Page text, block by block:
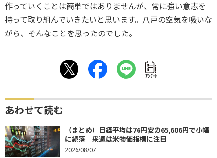
作っていくことは簡単ではありませんが、常に強い意志を
持って取り組んでいきたいと思います。八戸の空気を吸いな
がら、そんなことを思ったのでした。
ｱﾝｹｰﾄ
あわせて読む
（まとめ）日経平均は76円安の65,606円で小幅
に続落 来週は米物価指標に注目
2026/08/07